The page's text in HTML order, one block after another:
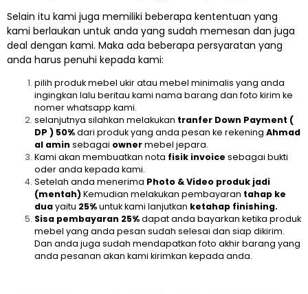
Selain itu kami juga memiliki beberapa kententuan yang
kami berlaukan untuk anda yang sudah memesan dan juga
deal dengan kami. Maka ada beberapa persyaratan yang
anda harus penuhi kepada kami:
pilih produkmebel ukiratau mebel minimalis yang anda
ingingkan lalu beritau kami nama barang dan foto kirim ke
nomer whatsapp kami.
selanjutnya silahkan melakukan tranfer Down Payment (
DP ) 50%dari produk yang anda pesan ke rekening Ahmad
al amin sebagai ownermebel jepara.
Kami akan membuatkan nota fisik invoice sebagai bukti
oder anda kepada kami.
Setelah anda menerima Photo & Video produk jadi
(mentah)Kemudian melakukan pembayaran tahap ke
duayaitu 25%untuk kami lanjutkan ketahap finishing.
Sisa pembayaran 25%dapat anda bayarkan ketika produk
mebel yang anda pesan sudah selesai dan siap dikirim.
Dan anda juga sudah mendapatkan foto akhir barang yang
anda pesanan akan kami kirimkan kepada anda.